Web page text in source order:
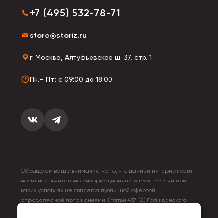
+7 (495) 532-78-71
store@storiz.ru
г. Москва, Алтуфьевское ш. 37, стр. 1
Пн.– Пт.: с 09:00 до 18:00
Обращаем ваше внимание на то, что данный интернет сайт
носит исключительно информационный характер и ни при
каких условиях не является публичной офертой,
определяемой положениями Статьи 437 (2) Гражданского